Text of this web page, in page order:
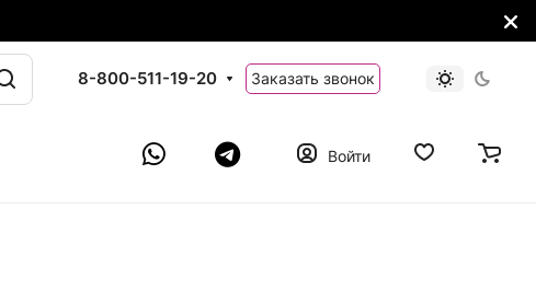
8-800-511-19-20 Заказать звонок
Войти